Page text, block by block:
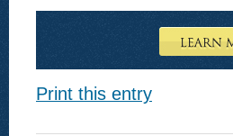
Print this entry